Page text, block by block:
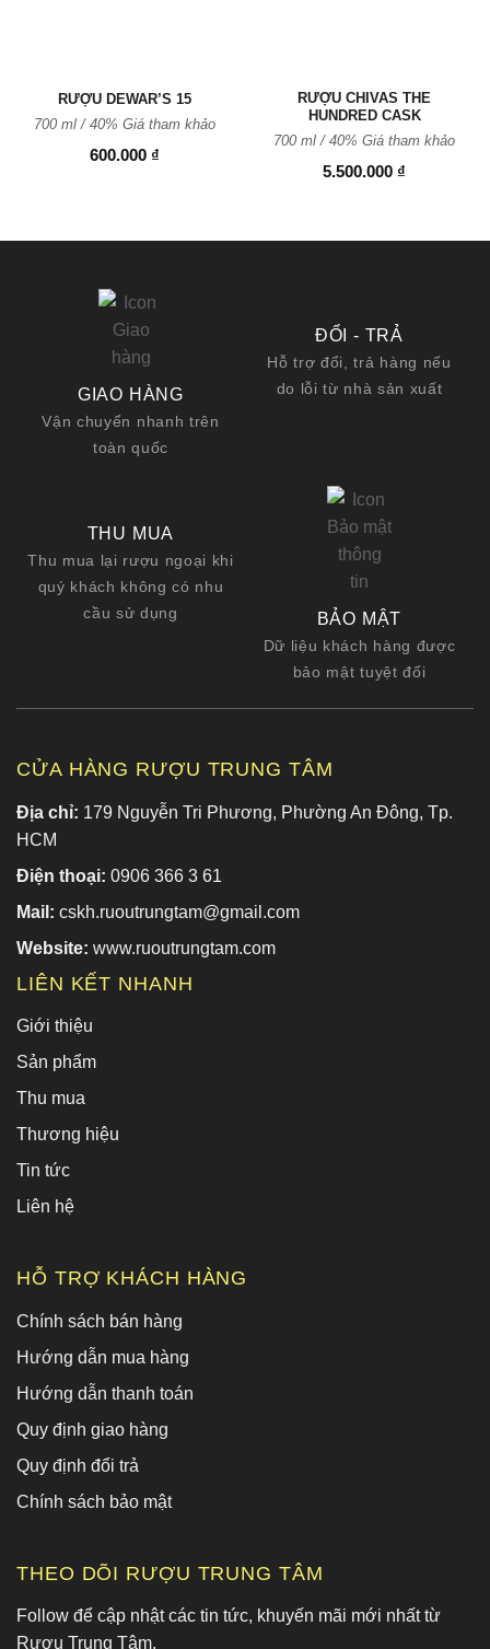
RƯỢU DEWAR’S 15
600.000 ₫
700 ml / 40% Giá tham khảo
RƯỢU CHIVAS THE
HUNDRED CASK
5.500.000 ₫
700 ml / 40% Giá tham khảo
GIAO HÀNG
Vận chuyển nhanh trên
toàn quốc
ĐỔI - TRẢ
Hỗ trợ đổi, trả hàng nếu
do lỗi từ nhà sản xuất
THU MUA
Thu mua lại rượu ngoại khi
quý khách không có nhu
cầu sử dụng
BẢO MẬT
Dữ liệu khách hàng được
bảo mật tuyệt đối
CỬA HÀNG RƯỢU TRUNG TÂM
Địa chỉ: 179 Nguyễn Tri Phương, Phường An Đông, Tp.
HCM
Điện thoại: 0906 366 3 61
Mail: cskh.ruoutrungtam@gmail.com
Website: www.ruoutrungtam.com
LIÊN KẾT NHANH
Giới thiệu
Sản phẩm
Thu mua
Thương hiệu
Tin tức
Liên hệ
HỖ TRỢ KHÁCH HÀNG
Chính sách bán hàng
Hướng dẫn mua hàng
Hướng dẫn thanh toán
Quy định giao hàng
Quy định đổi trả
Chính sách bảo mật
THEO DÕI RƯỢU TRUNG TÂM
Follow để cập nhật các tin tức, khuyến mãi mới nhất từ
Rượu Trung Tâm.